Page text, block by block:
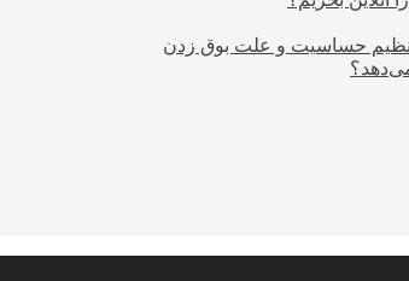
حساسیت و علت بوق زدن